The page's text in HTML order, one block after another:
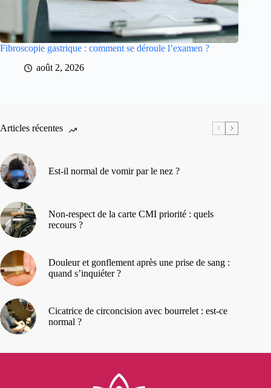
Fibroscopie gastrique : comment se déroule l’examen ?
août 2, 2026
Articles récentes
Est-il normal de vomir par le nez ?
Non-respect de la carte CMI priorité : quels
recours ?
Douleur et gonflement après une prise de sang :
quand s’inquiéter ?
Cicatrice de circoncision avec bourrelet : est-ce
normal ?